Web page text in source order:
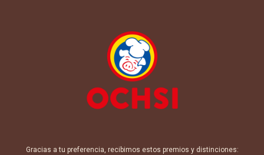
Gracias a tu preferencia, recibimos estos premios y distinciones: